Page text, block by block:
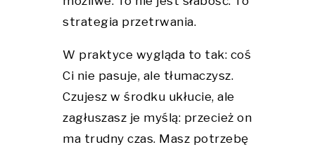
strategia przetrwania.
W praktyce wygląda to tak: coś
Ci nie pasuje, ale tłumaczysz.
Czujesz w środku ukłucie, ale
zagłuszasz je myślą: przecież on
ma trudny czas. Masz potrzebę